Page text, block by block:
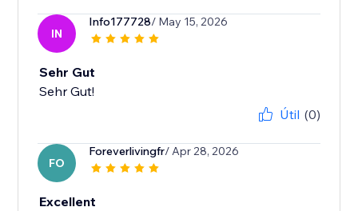
IN
Info177728/ May 15, 2026
Sehr Gut
Sehr Gut!
Útil (0)
FO
Foreverlivingfr/ Apr 28, 2026
Excellent